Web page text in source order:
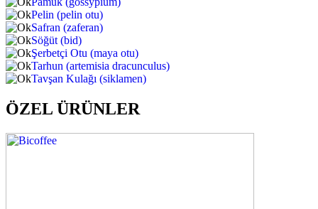
Pelin (pelin otu)
Safran (zaferan)
Söğüt (bid)
Şerbetçi Otu (maya otu)
Tarhun (artemisia dracunculus)
Tavşan Kulağı (siklamen)
ÖZEL ÜRÜNLER